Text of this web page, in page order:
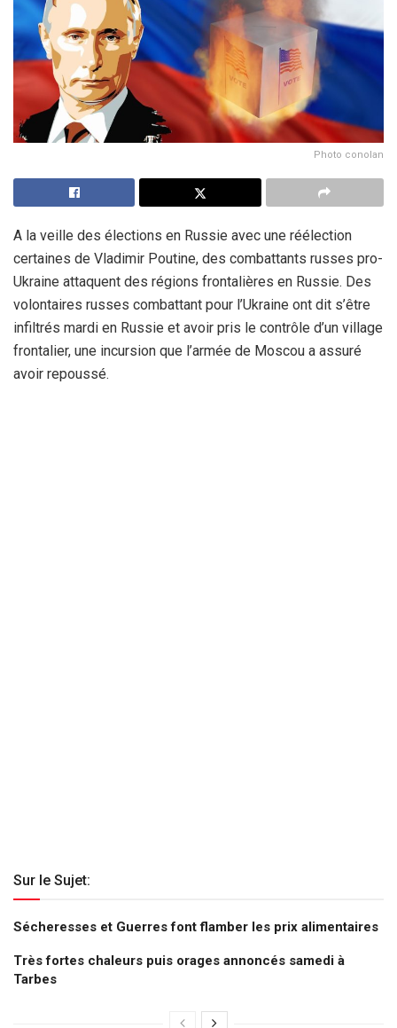
Photo conolan
A la veille des élections en Russie avec une réélection
certaines de Vladimir Poutine, des combattants russes pro-
Ukraine attaquent des régions frontalières en Russie. Des
volontaires russes combattant pour l’Ukraine ont dit s’être
infiltrés mardi en Russie et avoir pris le contrôle d’un village
frontalier, une incursion que l’armée de Moscou a assuré
avoir repoussé.
Sur le Sujet:
Sécheresses et Guerres font flamber les prix alimentaires
Très fortes chaleurs puis orages annoncés samedi à
Tarbes